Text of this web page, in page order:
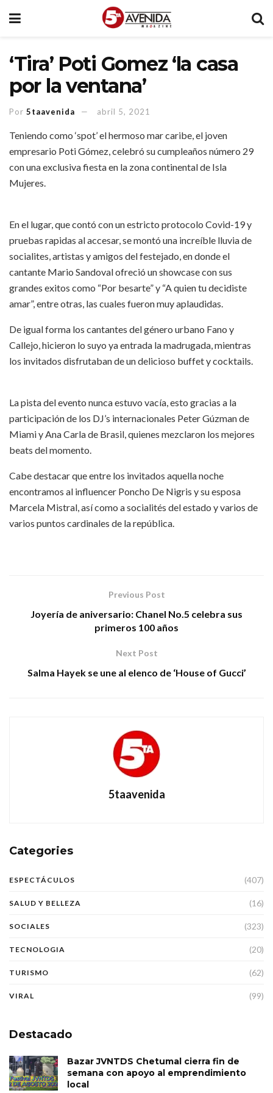
‘Tira’ Poti Gomez ‘la casa
por la ventana’
Por 5taavenida abril 5, 2021
Teniendo como ‘spot’ el hermoso mar caribe, el joven
empresario Poti Gómez, celebró su cumpleaños número 29
con una exclusiva fiesta en la zona continental de Isla
Mujeres.
En el lugar, que contó con un estricto protocolo Covid-19 y
pruebas rapidas al accesar, se montó una increíble lluvia de
socialites, artistas y amigos del festejado, en donde el
cantante Mario Sandoval ofreció un showcase con sus
grandes exitos como “Por besarte” y “A quien tu decidiste
amar”, entre otras, las cuales fueron muy aplaudidas.
De igual forma los cantantes del género urbano Fano y
Callejo, hicieron lo suyo ya entrada la madrugada, mientras
los invitados disfrutaban de un delicioso buffet y cocktails.
La pista del evento nunca estuvo vacía, esto gracias a la
participación de los DJ’s internacionales Peter Gúzman de
Miami y Ana Carla de Brasil, quienes mezclaron los mejores
beats del momento.
Cabe destacar que entre los invitados aquella noche
encontramos al influencer Poncho De Nigris y su esposa
Marcela Mistral, así como a socialités del estado y varios de
varios puntos cardinales de la república.
Previous Post
Joyería de aniversario: Chanel No.5 celebra sus
primeros 100 años
Next Post
Salma Hayek se une al elenco de ‘House of Gucci’
5taavenida
Categories
ESPECTÁCULOS (407)
SALUD Y BELLEZA (16)
SOCIALES (323)
TECNOLOGIA (20)
TURISMO (62)
VIRAL (99)
Destacado
Bazar JVNTDS Chetumal cierra fin de
semana con apoyo al emprendimiento
local